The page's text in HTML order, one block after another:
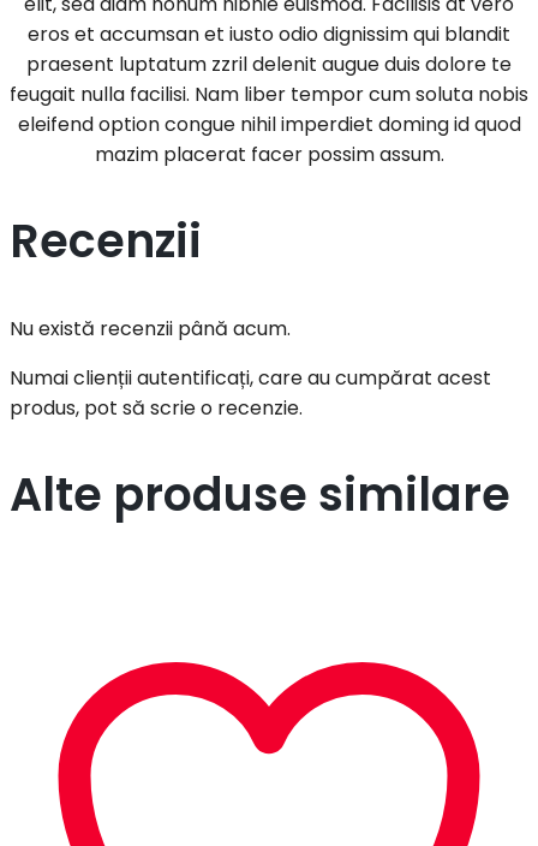
eros et accumsan et iusto odio dignissim qui blandit
praesent luptatum zzril delenit augue duis dolore te
feugait nulla facilisi. Nam liber tempor cum soluta nobis
eleifend option congue nihil imperdiet doming id quod
mazim placerat facer possim assum.
Recenzii
Nu există recenzii până acum.
Numai clienții autentificați, care au cumpărat acest
produs, pot să scrie o recenzie.
Alte produse similare